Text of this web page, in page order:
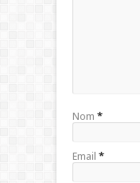
Nom *
Email *